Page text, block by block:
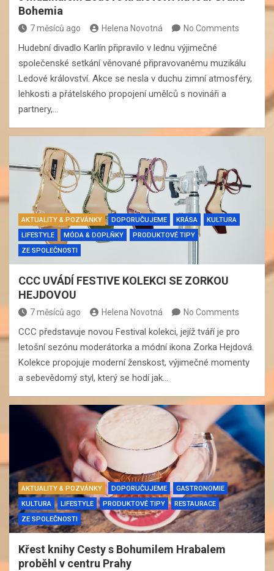
Bohemia
7 měsíců ago Helena Novotná No Comments
Hudební divadlo Karlín připravilo v lednu výjimečné
společenské setkání věnované připravovanému muzikálu
Ledové království. Akce se nesla v duchu zimní atmosféry,
lehkosti a přátelského propojení umělců s novináři a
partnery,…
AKTUALITY & POZVÁNKY DOPORUČUJEME KRÁSA
KULTURA
LIFESTYLE
MÓDA & DOPLŇKY
PRODUKTOVÉ TIPY
ZE SPOLEČNOSTI
CCC UVÁDÍ FESTIVE KOLEKCI SE ZORKOU
HEJDOVOU
7 měsíců ago Helena Novotná No Comments
CCC představuje novou Festival kolekci, jejíž tváří je pro
letošní sezónu moderátorka a módní ikona Zorka Hejdová.
Kolekce propojuje moderní ženskost, výjimečné momenty
a sebevědomý styl, který se hodí jak…
AKTUALITY & POZVÁNKY DOPORUČUJEME
GASTRONOMIE
KULTURA
LIFESTYLE PRODUKTOVÉ TIPY
RESTAURACE
ZE SPOLEČNOSTI
Křest knihy Cesty s Bohumilem Hrabalem
proběhl v centru Prahy